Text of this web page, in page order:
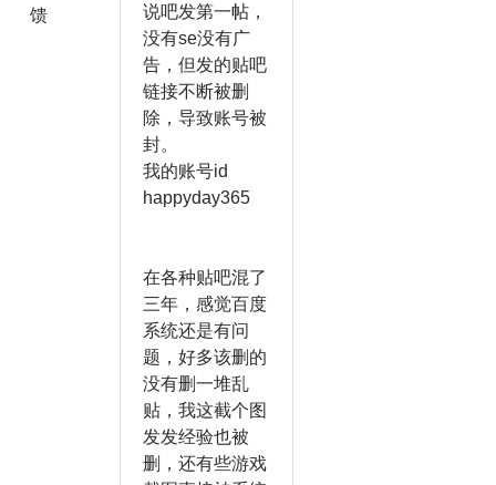
馈
说吧发第一帖，
没有se没有广
告，但发的贴吧
链接不断被删
除，导致账号被
封。
我的账号id
happyday365
在各种贴吧混了
三年，感觉百度
系统还是有问
题，好多该删的
没有删一堆乱
贴，我这截个图
发发经验也被
删，还有些游戏